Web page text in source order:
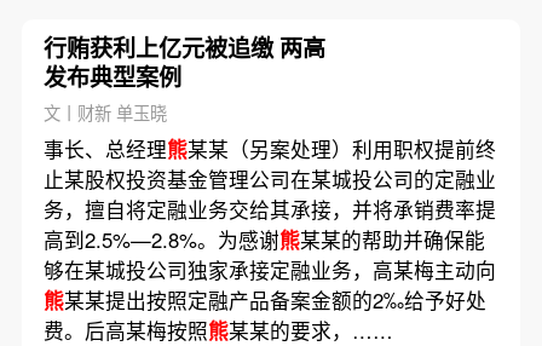
行贿获利上亿元被追缴 两高
发布典型案例
文丨财新 单玉晓
事长、总经理熊某某（另案处理）利用职权提前终
止某股权投资基金管理公司在某城投公司的定融业
务，擅自将定融业务交给其承接，并将承销费率提
高到2.5%—2.8%。为感谢熊某某的帮助并确保能
够在某城投公司独家承接定融业务，高某梅主动向
熊某某提出按照定融产品备案金额的2‰给予好处
费。后高某梅按照熊某某的要求，……